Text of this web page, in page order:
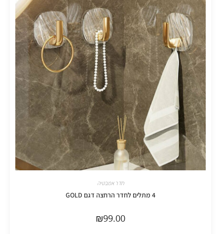
חדר אמבטיה
4 מתלים לחדר הרחצה דגם GOLD
₪99.00